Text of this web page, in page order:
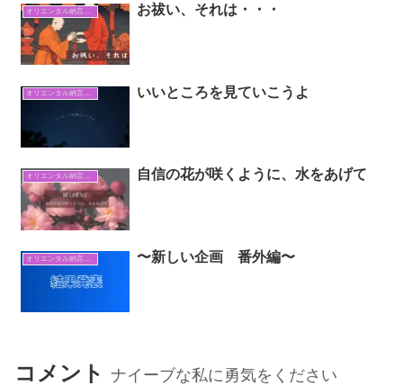
オリエンタル納言日常日記 お祓い、それは・・・
オリエンタル納言日常日記 いいところを見ていこうよ
オリエンタル納言日常日記 自信の花が咲くように、水をあげて
オリエンタル納言日常日記 〜新しい企画 番外編〜
コメント ナイーブな私に勇気をください